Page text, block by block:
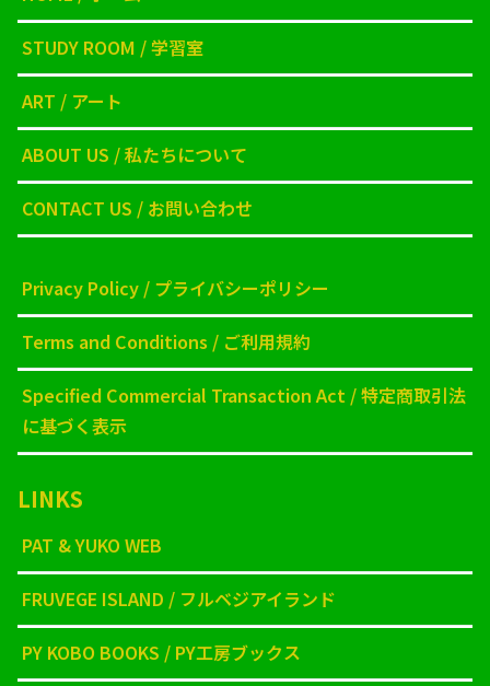
STUDY ROOM / 学習室
ART / アート
ABOUT US / 私たちについて
CONTACT US / お問い合わせ
Privacy Policy / プライバシーポリシー
Terms and Conditions / ご利用規約
Specified Commercial Transaction Act / 特定商取引法
に基づく表示
LINKS
PAT & YUKO WEB
FRUVEGE ISLAND / フルベジアイランド
PY KOBO BOOKS / PY工房ブックス